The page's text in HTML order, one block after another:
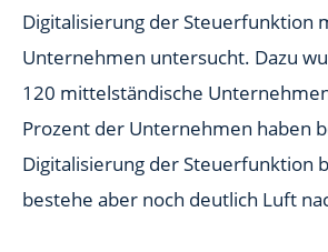
Digitalisierung der Steuerfunktion
Unternehmen untersucht. Dazu
120 mittelständische
Prozent der Unternehmen haben
Digitalisierung der Steuerfunktion
bestehe aber noch deutlich Luft